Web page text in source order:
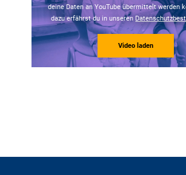
deine Daten an YouTube übermittelt werden
dazu erfährst du in unseren
Video laden